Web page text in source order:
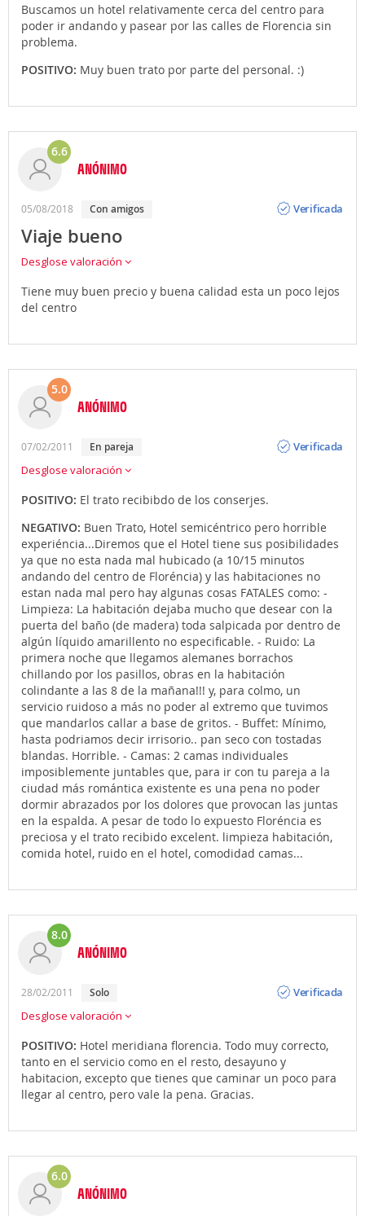
Buscamos un hotel relativamente cerca del centro para
poder ir andando y pasear por las calles de Florencia sin
problema.
POSITIVO: Muy buen trato por parte del personal. :)
6.6
ANÓNIMO
05/08/2018 con amigos
Verificada
Viaje bueno
Desglose valoración
Tiene muy buen precio y buena calidad esta un poco lejos
del centro
5.0
ANÓNIMO
07/02/2011 en pareja
Verificada
Desglose valoración
POSITIVO: El trato recibibdo de los conserjes.
NEGATIVO: Buen Trato, Hotel semicéntrico pero horrible
experiéncia...Diremos que el Hotel tiene sus posibilidades
ya que no esta nada mal hubicado (a 10/15 minutos
andando del centro de Floréncia) y las habitaciones no
estan nada mal pero hay algunas cosas FATALES como: -
Limpieza: La habitación dejaba mucho que desear con la
puerta del baño (de madera) toda salpicada por dentro de
algún líquido amarillento no especificable. - Ruido: La
primera noche que llegamos alemanes borrachos
chillando por los pasillos, obras en la habitación
colindante a las 8 de la mañana!!! y, para colmo, un
servicio ruidoso a más no poder al extremo que tuvimos
que mandarlos callar a base de gritos. - Buffet: Mínimo,
hasta podriamos decir irrisorio.. pan seco con tostadas
blandas. Horrible. - Camas: 2 camas individuales
imposiblemente juntables que, para ir con tu pareja a la
ciudad más romántica existente es una pena no poder
dormir abrazados por los dolores que provocan las juntas
en la espalda. A pesar de todo lo expuesto Floréncia es
preciosa y el trato recibido excelent. limpieza habitación,
comida hotel, ruido en el hotel, comodidad camas...
8.0
ANÓNIMO
28/02/2011 solo
Verificada
Desglose valoración
POSITIVO: Hotel meridiana florencia. Todo muy correcto,
tanto en el servicio como en el resto, desayuno y
habitacion, excepto que tienes que caminar un poco para
llegar al centro, pero vale la pena. Gracias.
6.0
ANÓNIMO